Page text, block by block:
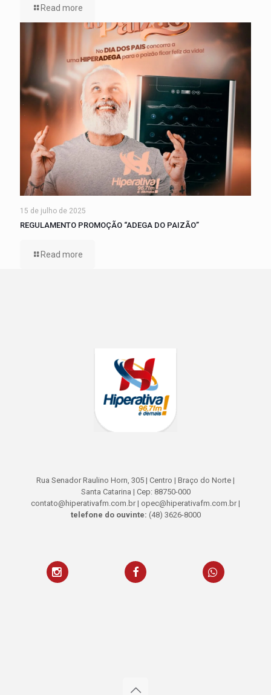
Read more
15 de julho de 2025
REGULAMENTO PROMOÇÃO “ADEGA DO PAIZÃO”
Read more
Rua Senador Raulino Horn, 305 | Centro | Braço do Norte |
Santa Catarina | Cep: 88750-000
contato@hiperativafm.com.br | opec@hiperativafm.com.br |
telefone do ouvinte: (48) 3626-8000